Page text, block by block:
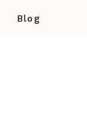
Blog